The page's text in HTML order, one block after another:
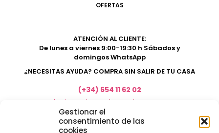
Gestionar el
consentimiento de las
cookies
OFERTAS
ATENCIÓN AL CLIENTE:
De lunes a viernes 9:00-19:30 h Sábados y
domingos WhatsApp
¿NECESITAS AYUDA? COMPRA SIN SALIR DE TU CASA
(+34) 654 11 62 02
marketing@electrodomesticosacosta.es
Tienda de muebles en Fuengirola